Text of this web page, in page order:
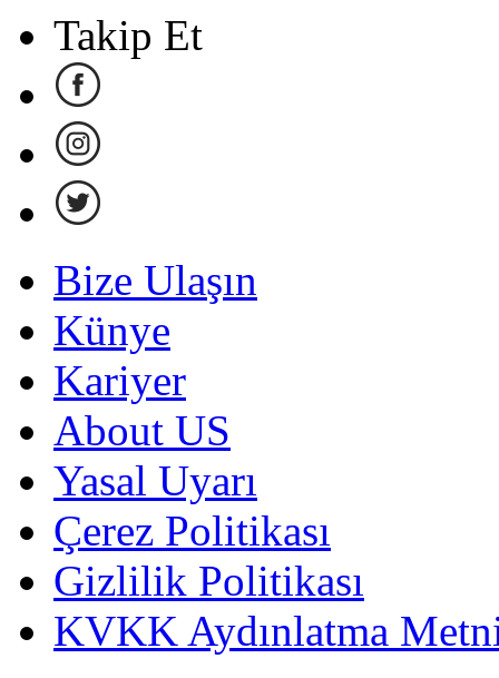
Takip Et
Bize Ulaşın
Künye
Kariyer
About US
Yasal Uyarı
Çerez Politikası
Gizlilik Politikası
KVKK Aydınlatma